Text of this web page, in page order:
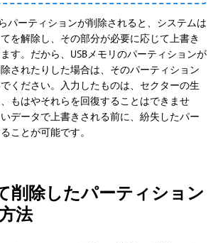
パーティションが削除されると、システムは
を解除し、その部分が必要に応じて上書き
す。だから、USBメモリのパーティションが
されたりした場合は、そのパーティション
ください。入力したものは、セクターの生
もはやそれらを回復することはできませ
データで上書きされる前に、紛失したパー
ことが可能です。
削除したパーティション
法